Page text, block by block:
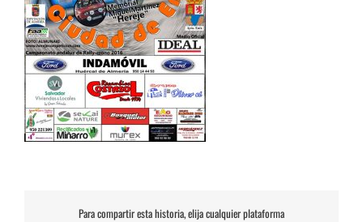
Para compartir esta historia, elija cualquier plataforma